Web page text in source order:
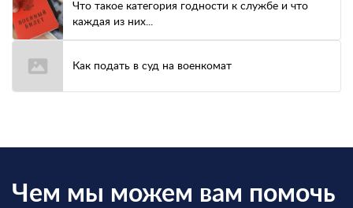
Что такое категория годности к службе и что
каждая из них...
Как подать в суд на военкомат
Чем мы можем вам помочь